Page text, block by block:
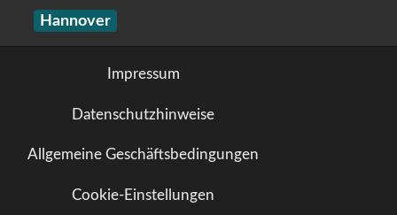
Hannover
Impressum
Datenschutzhinweise
Allgemeine Geschäftsbedingungen
Cookie-Einstellungen